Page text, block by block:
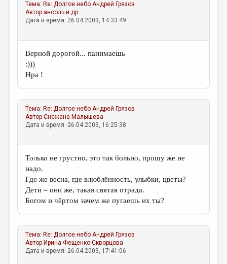
КУЛЬТУРОВЕДЕНИЕ
ПУБЛИЦИСТИКА
РЕЦЕНЗИРОВАНИЕ
ЦИКЛЫ ПУБЛИКАЦИЙ
ТРЕДИАКОВСКИЙ
ВКОНТАКТЕ
Тема: Re: Долгое небо Андрей Грязов
Автор ансоль и др.
Дата и время: 26.04.2003, 14:33:49
Верной дорогой... панимаешь
:)))
Нра !
Тема: Re: Долгое небо Андрей Грязов
АвторСнежана Малышева
Дата и время: 26.04.2003, 16:25:38
Только не грустно, это так больно, прошу же не
надо.
Где же весна, где влюблённость, улыбки, цветы?
Дети – они же, такая святая отрада.
Богом и чёртом зачем же пугаешь их ты?
Тема: Re: Долгое небо Андрей Грязов
Автор Ирина Фещенко-Скворцова
Дата и время: 26.04.2003, 17:41:06